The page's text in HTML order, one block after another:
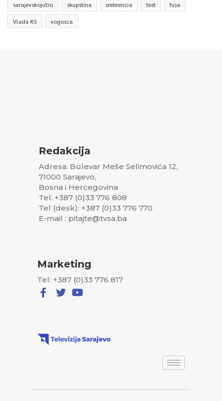
sarajevskojutro skupstina srebrenica test tvsa
Vlada KS vogosca
Redakcija
Adresa: Bulevar Meše Selimovića 12,
71000 Sarajevo,
Bosna i Hercegovina
Tel: +387 (0)33 776 808
Tel (desk): +387 (0)33 776 770
E-mail : pitajte@tvsa.ba
Marketing
Tel: +387 (0)33 776 817